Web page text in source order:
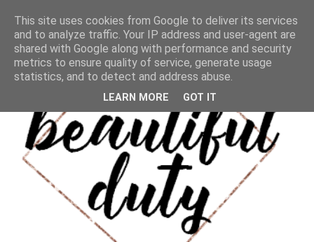
This site uses cookies from Google to deliver its services
and to analyze traffic. Your IP address and user-agent are
shared with Google along with performance and security
metrics to ensure quality of service, generate usage
statistics, and to detect and address abuse.
LEARN MORE GOT IT